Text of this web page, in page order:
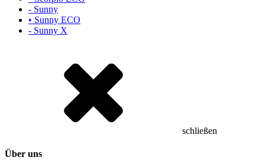
- Sunny
• Sunny ECO
- Sunny X
schließen
Über uns